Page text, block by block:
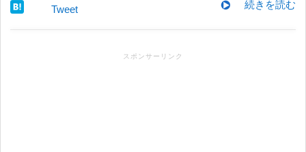
続きを読む
Tweet
スポンサーリンク